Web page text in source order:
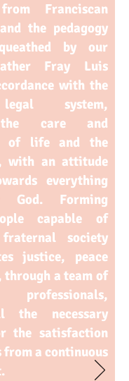
Franciscan
the pedagogy
by our
Fray Luis
with the
system,
the care and
of life and the
with an attitude
everything
God. Forming
capable of
society
justice, peace
through a team of
the necessary
the satisfaction
a continuous